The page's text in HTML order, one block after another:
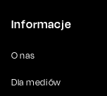
Informacje
O nas
Dla mediów